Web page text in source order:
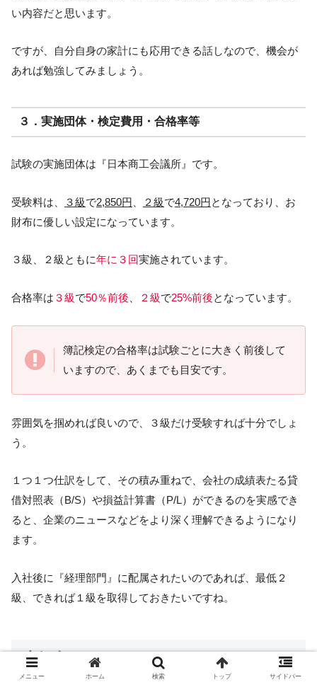
い内容だと思います。
ですが、自分自身の家計にも応用できる話しなので、機会が
あれば勉強してみましょう。
３．実施団体・検定費用・合格率等
試験の実施団体は『日本商工会議所』です。
受験料は、 ３級で2,850円 ２級で4,720円となっており、お
財布に優しい設定になっています。
３級、２級ともに年に３回実施されています。
合格率は ３級で50％前後 ２級で25%前後となっています。
簿記検定の合格率は試験ごとに大きく前後して
いますので、あくまでも目安です。
雰囲気を掴めれば良いので、３級だけ受験すれば十分でしょ
う。
１つ１つ仕訳をして、その積み重ねで、会社の成績表たる貸
借対照表（B/S）や損益計算書（P/L）ができるのを実感でき
ると、企業のニュースなどをより深く理解できるようになり
ます。
入社後に『経理部門』に配属されたいのであれば、最低２
級、できれば１級を取得しておきたいですね。
まとめ
メニュー ホーム 検索 トップ サイドバー